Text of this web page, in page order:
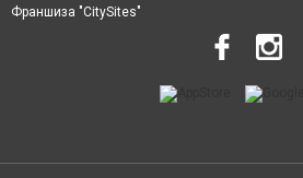
Франшиза "CitySites"